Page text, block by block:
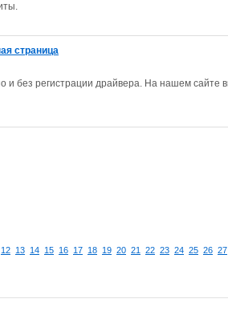
страница
и без регистрации драйвера. На нашем
12 13 14 15 16 17 18 19 20 21 22 23 24 25 26 27